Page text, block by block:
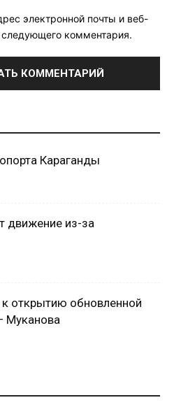
электронной почты и веб-
комментария.
Караганды
движение из-за
к открытию обновленной
Муканова